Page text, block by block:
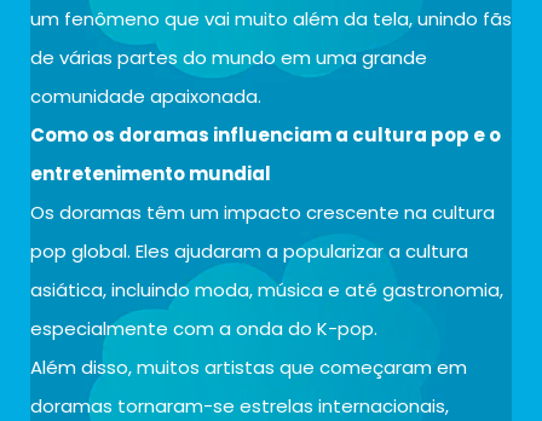
um fenômeno que vai muito além da tela, unindo fãs
de várias partes do mundo em uma grande
comunidade apaixonada.
Como os doramas influenciam a cultura pop e o
entretenimento mundial
Os doramas têm um impacto crescente na cultura
pop global. Eles ajudaram a popularizar a cultura
asiática, incluindo moda, música e até gastronomia,
especialmente com a onda do K-pop.
Além disso, muitos artistas que começaram em
doramas tornaram-se estrelas internacionais,